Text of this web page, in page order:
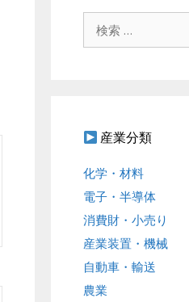
産業分類
化学・材料
電子・半導体
消費財・小売り
産業装置・機械
自動車・輸送
農業